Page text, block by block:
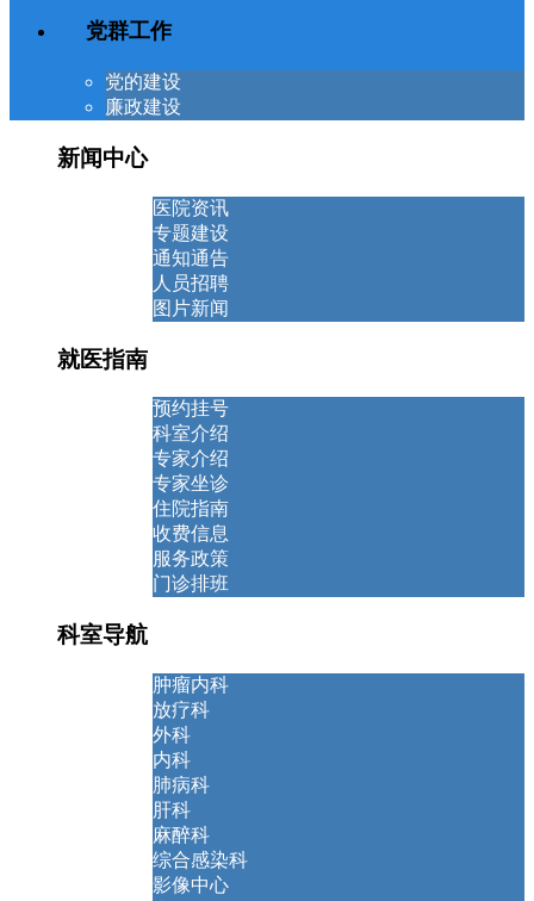
党群工作
党的建设
廉政建设
新闻中心
医院资讯
专题建设
通知通告
人员招聘
图片新闻
就医指南
预约挂号
科室介绍
专家介绍
专家坐诊
住院指南
收费信息
服务政策
门诊排班
科室导航
肿瘤内科
放疗科
外科
内科
肺病科
肝科
麻醉科
综合感染科
影像中心